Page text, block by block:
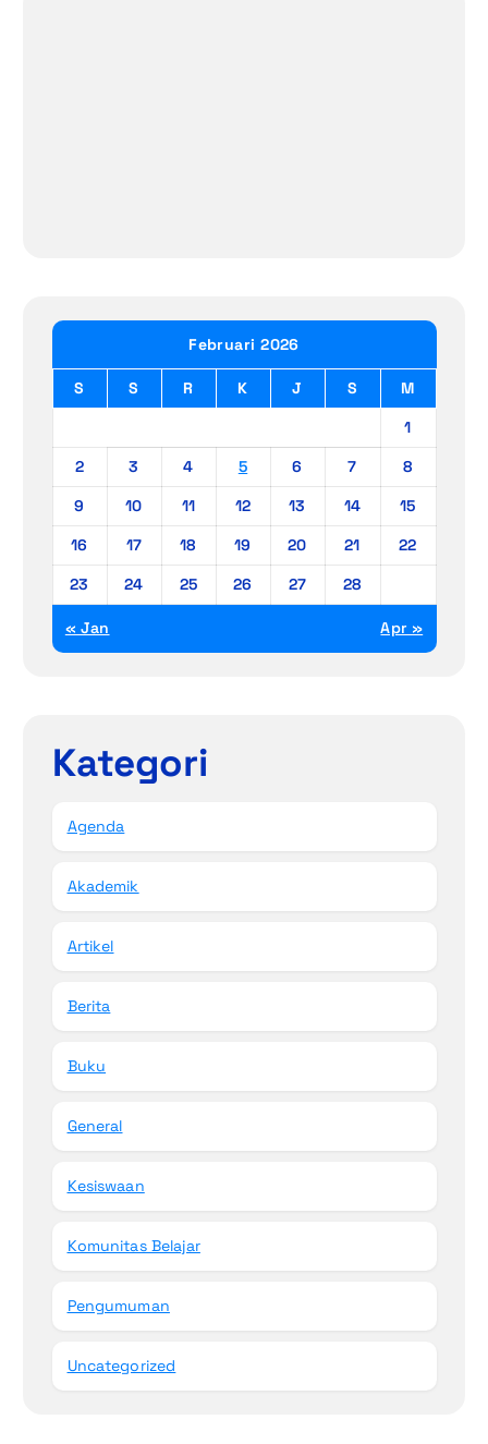
Februari 2026
S S R K J S
M
1
2
3 4 5 6 7
8
9
10 11 12 13 14
15
16
17 18 19 20 21
22
23
24 25 26 27 28
« Jan Apr »
Kategori
Agenda
Akademik
Artikel
Berita
Buku
General
Kesiswaan
Komunitas Belajar
Pengumuman
Uncategorized